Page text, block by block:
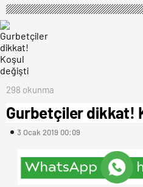
298 okunma
Gurbetçiler dikkat!
3 Ocak 2019 00:09